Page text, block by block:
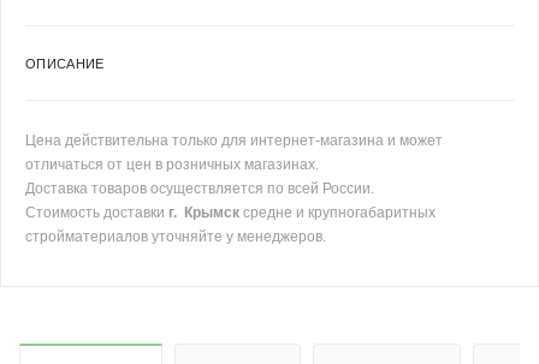
ОПИСАНИЕ
Цена действительна только для интернет-магазина и может
отличаться от цен в розничных магазинах.
Доставка товаров осуществляется по всей России.
Стоимость доставки г. Крымск средне и крупногабаритных
стройматериалов уточняйте у менеджеров.